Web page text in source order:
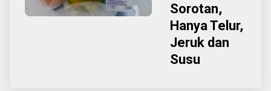
Sorotan,
Hanya Telur,
Jeruk dan
Susu